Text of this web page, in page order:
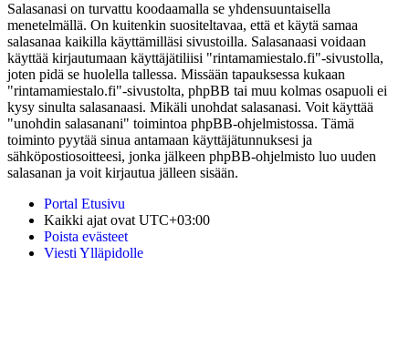
Salasanasi on turvattu koodaamalla se yhdensuuntaisella
menetelmällä. On kuitenkin suositeltavaa, että et käytä samaa
salasanaa kaikilla käyttämilläsi sivustoilla. Salasanaasi voidaan
käyttää kirjautumaan käyttäjätiliisi "rintamamiestalo.fi"-sivustolla,
joten pidä se huolella tallessa. Missään tapauksessa kukaan
"rintamamiestalo.fi"-sivustolta, phpBB tai muu kolmas osapuoli ei
kysy sinulta salasanaasi. Mikäli unohdat salasanasi. Voit käyttää
"unohdin salasanani" toimintoa phpBB-ohjelmistossa. Tämä
toiminto pyytää sinua antamaan käyttäjätunnuksesi ja
sähköpostiosoitteesi, jonka jälkeen phpBB-ohjelmisto luo uuden
salasanan ja voit kirjautua jälleen sisään.
Portal Etusivu
Kaikki ajat ovat UTC+03:00
Poista evästeet
Viesti Ylläpidolle